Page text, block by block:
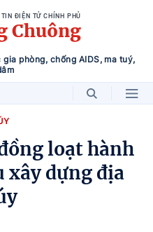
TIN ĐIỆN TỬ CHÍNH PHỦ
Chuông
phòng, chống AIDS, ma tuý,
loạt hành
xây dựng địa